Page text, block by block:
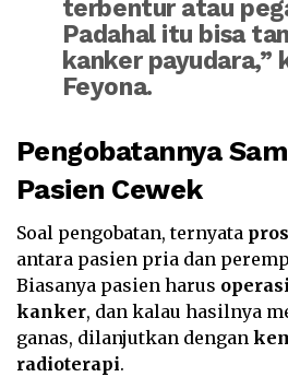
terbentur atau
Padahal itu bisa
kanker payudara,”
Feyona.
Pengobatannya
Pasien Cewek
Soal pengobatan, ternyata
antara pasien pria dan
Biasanya pasien harus
kanker, dan kalau hasilnya
ganas, dilanjutkan dengan
radioterapi.